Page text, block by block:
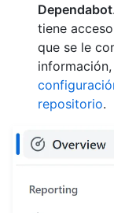
Dependabot
tiene
que se le
información,
repositorio.